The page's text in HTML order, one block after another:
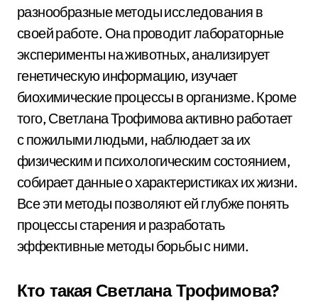
разнообразные методы исследования в
своей работе. Она проводит лабораторные
эксперименты на животных, анализирует
генетическую информацию, изучает
биохимические процессы в организме. Кроме
того, Светлана Трофимова активно работает
с пожилыми людьми, наблюдает за их
физическим и психологическим состоянием,
собирает данные о характеристиках их жизни.
Все эти методы позволяют ей глубже понять
процессы старения и разработать
эффективные методы борьбы с ними.
Кто такая Светлана Трофимова?